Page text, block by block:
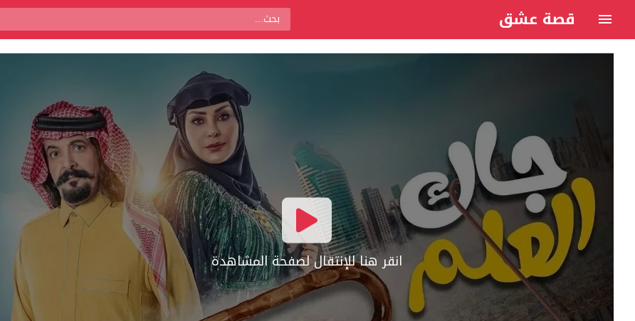
قصة عشق
انقر هنا للإنتقال لصفحة المشاهدة